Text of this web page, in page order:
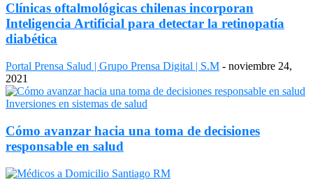
Clínicas oftalmológicas chilenas incorporan
Inteligencia Artificial para detectar la retinopatía
diabética
Portal Prensa Salud | Grupo Prensa Digital | S.M - noviembre 24,
2021
Inversiones en sistemas de salud
Cómo avanzar hacia una toma de decisiones
responsable en salud